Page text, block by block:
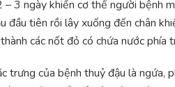
3 ngày khiến cơ thể người bệnh
đầu tiên rồi lây xuống đến chân
các nốt đỏ có chứa nước phía
trưng của bệnh thuỷ đậu là ngứa,